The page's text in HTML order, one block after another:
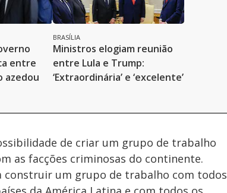
entre
azedou
BRASÍLIA
Ministros elogiam reunião
entre Lula e Trump:
‘Extraordinária’ e ‘excelente’
de criar um grupo de trabalho
as facções criminosas do continente.
construir um grupo de trabalho com todos